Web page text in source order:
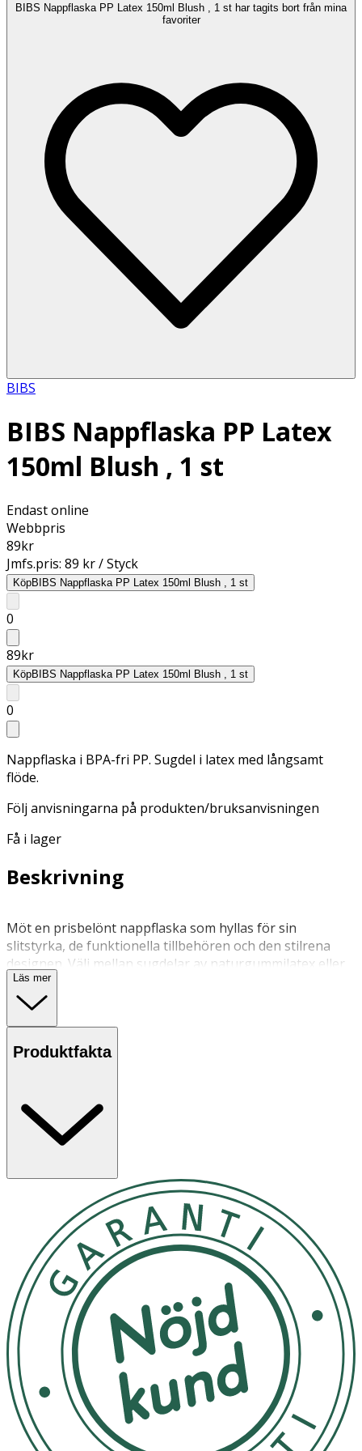
BIBS Nappflaska PP Latex 150ml Blush , 1 st har tagits bort från mina
favoriter
BIBS
BIBS Nappflaska PP Latex
150ml Blush , 1 st
Endast online
Webbpris
89kr
Jmfs.pris: 89 kr / Styck
KöpBIBS Nappflaska PP Latex 150ml Blush , 1 st
0
89kr
KöpBIBS Nappflaska PP Latex 150ml Blush , 1 st
0
Nappflaska i BPA-fri PP. Sugdel i latex med långsamt
flöde.
Följ anvisningarna på produkten/bruksanvisningen
Få i lager
Beskrivning
Möt en prisbelönt nappflaska som hyllas för sin
slitstyrka, de funktionella tillbehören och den stilrena
designen. Välj mellan sugdelar av naturgummilatex eller
medicinskt silikon som båda är specialdesignade för att
efterlikna en mammas mjuka bröstvårta för att främja en
amning. Flaskan är lätt, enkel att greppa, tål diskmaskin
och är utrustad med en sugdel med en kolikmotverkande
Europastandard EN14350.
"Bruksanvisning: Läs igenom noga och spara denna
säkerhet. VARNING! Att dricka ur nappflaska oavbrutet
och under lång tid kan ge upphov till karies. Kontrollera
alltid vätskans temperatur innan matning. Kasta vid
första tecken på skador eller slitage. Förvara alla
komponenter som inte används utom räckhåll för barn.
Sätt aldrig fast i band eller lösa delar på kläderna. Det
kan innebära stryprisk. Använd aldrig dinapparna som
tröstnappar. Glasflaskor kan gå sönder. Produkten ska
alltid användas under uppsikt av en vuxen. Det har
förekommit olyckor då små barn har lämnats ensamma
med drickflaskor till följd av att barnet har fallit. Små barn
kan få karies även om de dricker osötade drycker. Detta
kan inträffa om barnet får använda flaskan under långa
perioder på dagen och framför allt på natten när
salivflödet minskar. Ta isär och rengör produkten före
första användningen och lägg delarna i kokande vatten i
Läs mer
Produktfakta